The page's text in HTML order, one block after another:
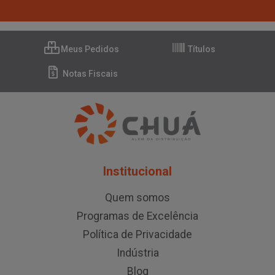
Meus Pedidos Títulos
Notas Fiscais
Institucional
Quem somos
Programas de Excelência
Política de Privacidade
Indústria
Blog